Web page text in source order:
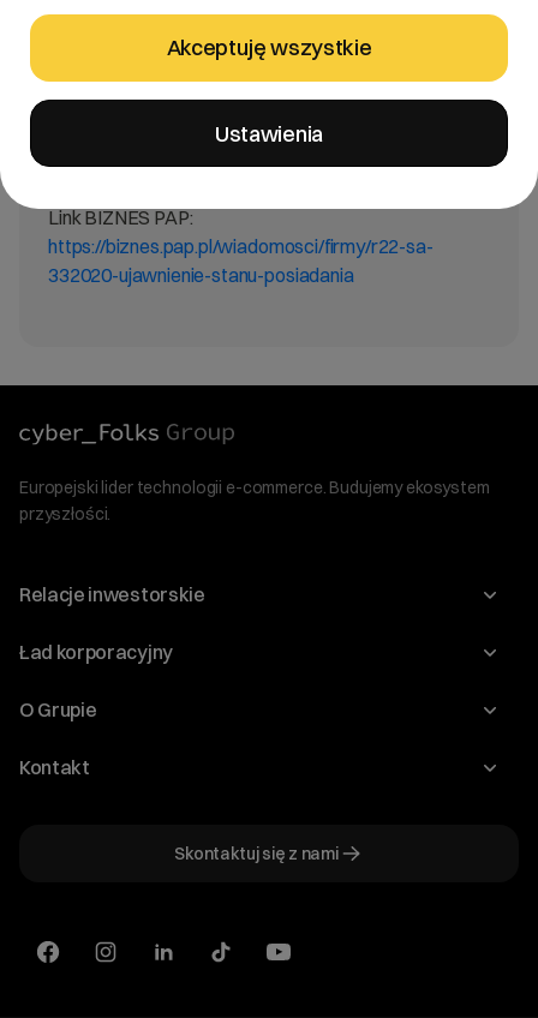
Zarząd R22 S.A. z siedzibą w Poznaniu „Spółka”
informuje, że w dniu dzisiejszym wpłynęło do Spółki
Dwernickiego. Treść zawiadomienia Spółka
przekazuje w załączeniu.
Link BIZNES PAP:
https://biznes.pap.pl/wiadomosci/firmy/r22-sa-
332020-ujawnienie-stanu-posiadania
Europejski lider technologii e-commerce. Budujemy ekosystem
przyszłości.
Relacje inwestorskie
Raporty
Ład korporacyjny
Walne Zgromadzenia
O Grupie
O Spółce
Kontakt
Skontaktuj się z nami
Akceptuję wszystkie
Ustawienia